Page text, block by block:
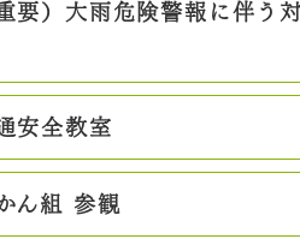
要）大雨危険警報に伴う
安全教室
ん組 参観